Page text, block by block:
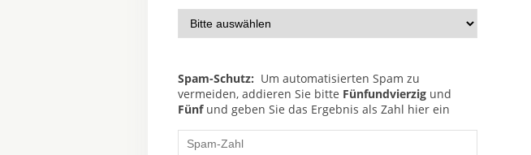
Spam-Schutz: Um automatisierten Spam zu
vermeiden, addieren Sie bitte Fünfundvierzig und
Fünfund geben Sie das Ergebnis als Zahl hier ein